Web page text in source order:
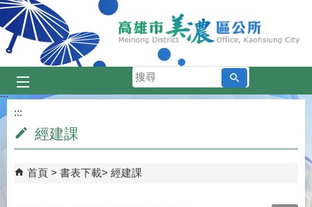
跳到主要內容區塊
搜
尋
:::
:::
經建課
首頁 書表下載 經建課